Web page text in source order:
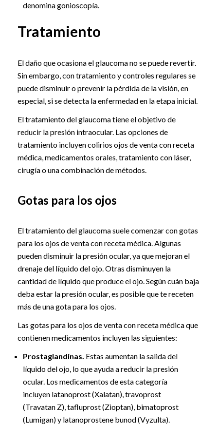
denomina gonioscopía.
Tratamiento
El daño que ocasiona el glaucoma no se puede revertir.
Sin embargo, con tratamiento y controles regulares se
puede disminuir o prevenir la pérdida de la visión, en
especial, si se detecta la enfermedad en la etapa inicial.
El tratamiento del glaucoma tiene el objetivo de
reducir la presión intraocular. Las opciones de
tratamiento incluyen colirios ojos de venta con receta
médica, medicamentos orales, tratamiento con láser,
cirugía o una combinación de métodos.
Gotas para los ojos
El tratamiento del glaucoma suele comenzar con gotas
para los ojos de venta con receta médica. Algunas
pueden disminuir la presión ocular, ya que mejoran el
drenaje del líquido del ojo. Otras disminuyen la
cantidad de líquido que produce el ojo. Según cuán baja
deba estar la presión ocular, es posible que te receten
más de una gota para los ojos.
Las gotas para los ojos de venta con receta médica que
contienen medicamentos incluyen las siguientes:
Prostaglandinas. Estas aumentan la salida del
líquido del ojo, lo que ayuda a reducir la presión
ocular. Los medicamentos de esta categoría
incluyen latanoprost (Xalatan), travoprost
(Travatan Z), tafluprost (Zioptan), bimatoprost
(Lumigan) y latanoprostene bunod (Vyzulta).